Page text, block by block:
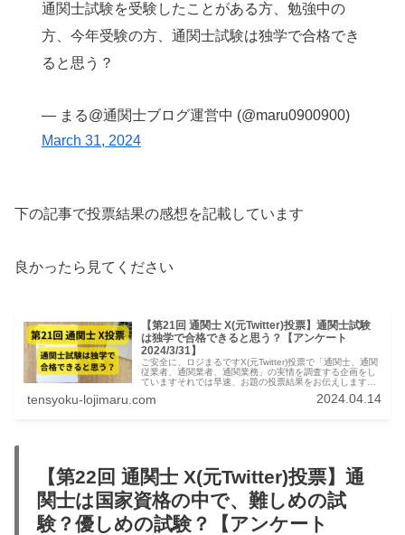
通関士試験を受験したことがある方、勉強中の
方、今年受験の方、通関士試験は独学で合格でき
ると思う？
— まる@通関士ブログ運営中 (@maru0900900)
March 31, 2024
下の記事で投票結果の感想を記載しています
良かったら見てください
【第21回 通関士 X(元Twitter)投票】通関士試験
は独学で合格できると思う？【アンケート
2024/3/31】
ご安全に、ロジまるですX(元Twitter)投票で「通関士、通関
従業者、通関業者、通関業務」の実情を調査する企画をし
ていますそれでは早速、お題の投票結果をお伝えします通
と思う...
tensyoku-lojimaru.com 2024.04.14
【第22回 通関士 X(元Twitter)投票】通
関士は国家資格の中で、難しめの試
験？優しめの試験？【アンケート